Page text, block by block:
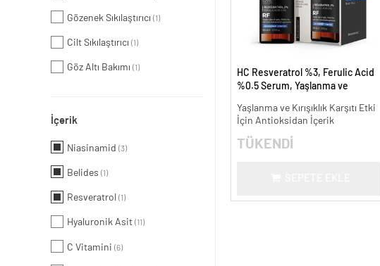
Gözenek Sıkılaştırıcı (1)
Cilt Sıkılaştırıcı (1)
Göz Altı Bakımı (1)
İçerik
Niasinamid (3)
Belides (1)
Resveratrol (1)
Hyaluronik Asit (11)
C Vitamini (6)
HC Resveratrol %3, Ferulic Acid
%0.5 Serum, Yaşlanma ve
Yaşlanma ve Kırışıklık Karşıtı Etki
İçin Antioksidan İçerik
TÜKENDİ